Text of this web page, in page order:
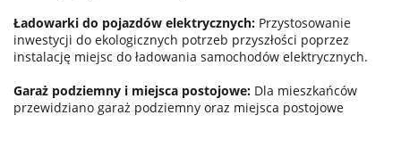
Ładowarki do pojazdów elektrycznych: Przystosowanie
inwestycji do ekologicznych potrzeb przyszłości poprzez
instalację miejsc do ładowania samochodów elektrycznych.
Garaż podziemny i miejsca postojowe: Dla mieszkańców
przewidziano garaż podziemny oraz miejsca postojowe